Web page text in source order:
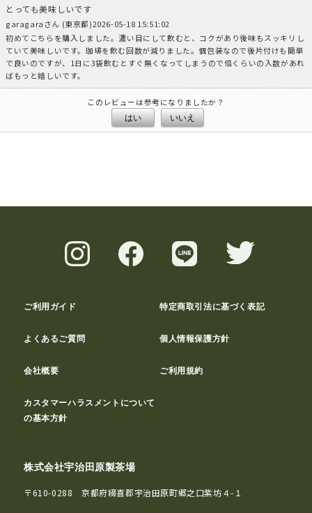
とっても美味しいです
garagaraさん (東京都)2026-05-18 15:51:02
初めてこちらを購入しました。濃い目にして飲むと、コクがあり後味もスッキリし
ていて美味しいです。珈琲を飲む回数が減りました。個包装なので後片付けも簡単
で良いのですが、1日に3袋飲むとすぐ無くなってしまうので倍くらいの入数があれ
ばもっと嬉しいです。
このレビューは参考になりましたか？
はい いいえ
ご利用ガイド 特定商取引法に基づく表記
よくあるご質問 個人情報保護方針
会社概要 ご利用規約
カスタマーハラスメントについて
の基本方針
株式会社宇治田原製茶場
〒610-0288 京都府綴喜郡宇治田原町郷之口紫坊４-１